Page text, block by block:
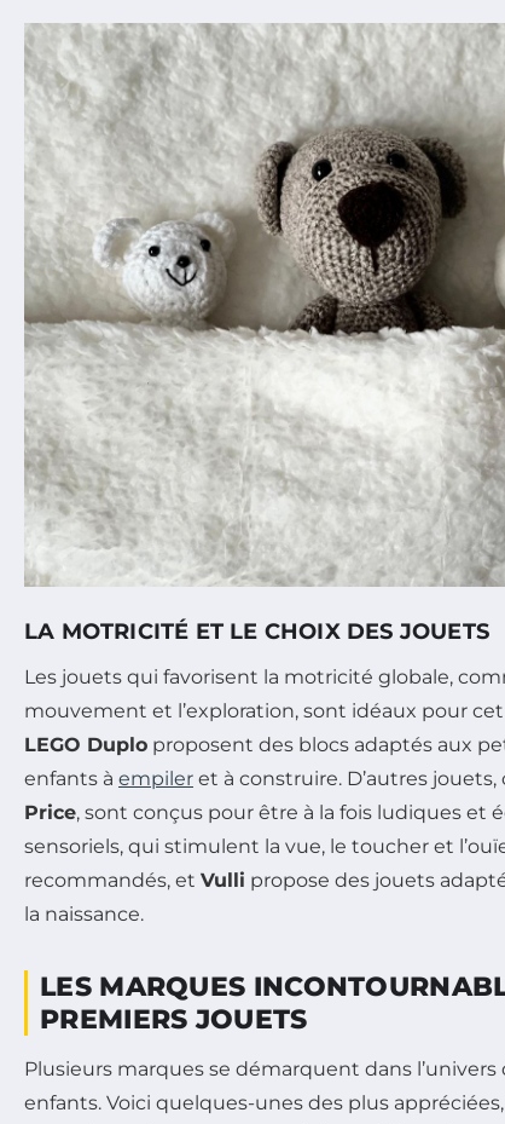
LA MOTRICITÉ ET LE CHOIX DES JOUETS
Les jouets qui favorisent la motricité globale,
mouvement et l’exploration, sont idéaux pour
LEGO Duplo proposent des blocs adaptés aux
enfants à empiler et à construire. D’autres
Price, sont conçus pour être à la fois ludiques et
sensoriels, qui stimulent la vue, le toucher et
recommandés, et Vulli propose des jouets
la naissance.
LES MARQUES
PREMIERS JOUETS
Plusieurs marques se démarquent dans
enfants. Voici quelques-unes des plus